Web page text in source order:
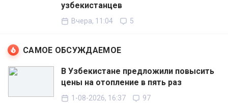
узбекистанцев
Вчера, 11:04 5
САМОЕ ОБСУЖДАЕМОЕ
В Узбекистане предложили повысить
цены на отопление в пять раз
1-08-2026, 16:37 97